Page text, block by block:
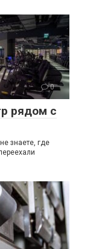
0
рядом с
знаете, где